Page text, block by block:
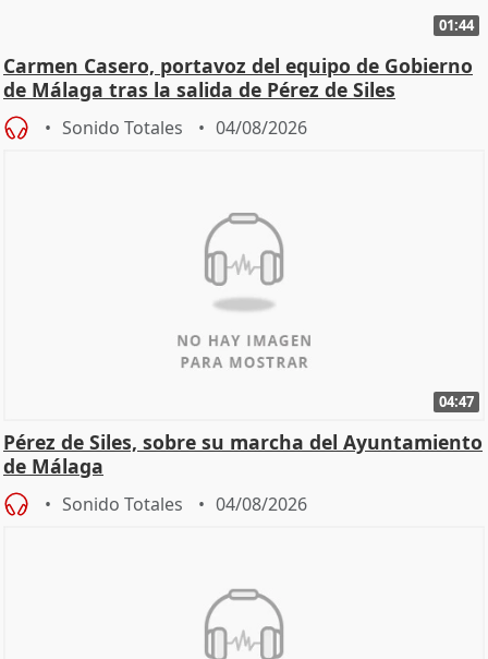
01:44
Carmen Casero, portavoz del equipo de Gobierno
de Málaga tras la salida de Pérez de Siles
Sonido Totales 04/08/2026
04:47
Pérez de Siles, sobre su marcha del Ayuntamiento
de Málaga
Sonido Totales 04/08/2026